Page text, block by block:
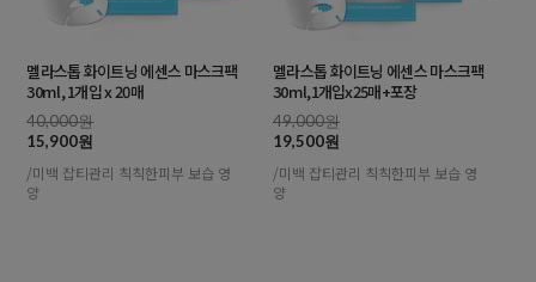
멜라스톱 화이트닝 에센스 마스크팩
30ml, 1개입 x 20매
40,000원
15,900원
/미백 잡티관리 칙칙한피부 보습 영
양
멜라스톱 화이트닝 에센스 마스크팩
30ml,1개입x25매+포장
49,000원
19,500원
/미백 잡티관리 칙칙한피부 보습 영
양